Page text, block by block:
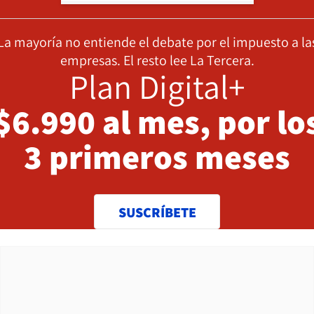
mayoría no entiende el debate por el impuesto a
empresas. El resto lee La Tercera.
Plan Digital+
al mes, por
3 primeros meses
SUSCRÍBETE